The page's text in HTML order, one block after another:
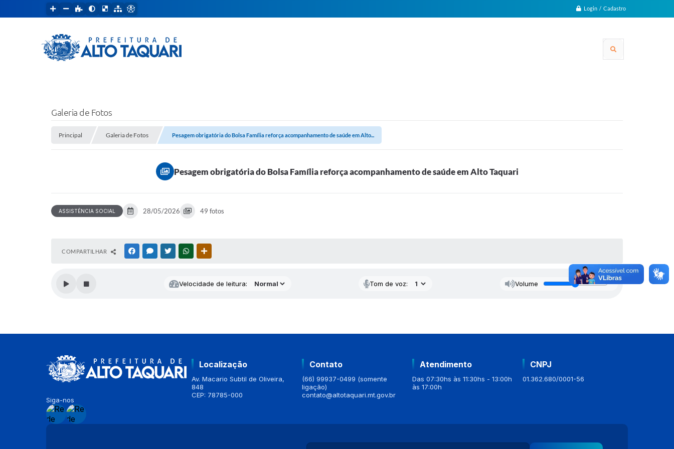
Login / Cadastro
Galeria de Fotos
Principal Galeria de Fotos Pesagem obrigatória do Bolsa Família reforça acompanhamento de saúde em Alto...
Pesagem obrigatória do Bolsa Família reforça acompanhamento de saúde em Alto Taquari
ASSISTÊNCIA SOCIAL 28/05/2026 49 fotos
COMPARTILHAR FACEBOOKMESSENGER
TWITTERWHATSAPP
Velocidade de leitura: Tom de voz: Volume
Siga-nos
Localização
Av. Macario Subtil de Oliveira,
848
CEP: 78785-000
Contato
(66) 99937-0499 (somente
ligação)
contato@altotaquari.mt.gov.br
Atendimento
Das 07:30hs às 11:30hs - 13:00h
às 17:00h
CNPJ
01.362.680/0001-56